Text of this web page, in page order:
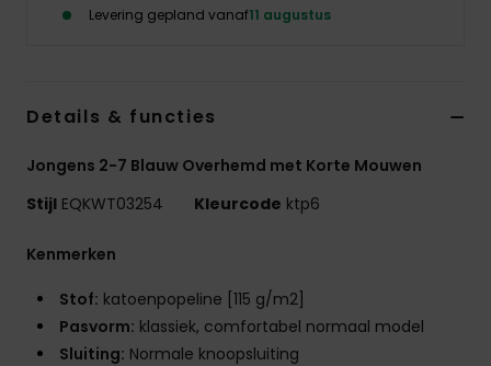
Levering gepland vanaf11 augustus
Details & functies
Jongens 2-7 Blauw Overhemd met Korte Mouwen
Stijl EQKWT03254 Kleurcode ktp6
Kenmerken
Stof: katoenpopeline [115 g/m2]
Pasvorm: klassiek, comfortabel normaal model
Sluiting: Normale knoopsluiting